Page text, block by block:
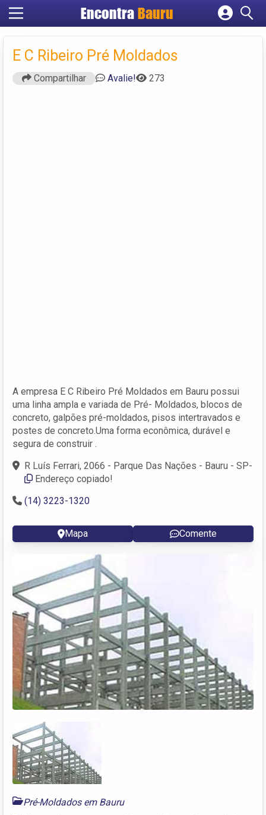
Encontra Bauru
Cadastrar empresa
Criar conta
E C Ribeiro Pré Moldados
Compartilhar Avalie! 273
A empresa E C Ribeiro Pré Moldados em Bauru possui
uma linha ampla e variada de Pré- Moldados, blocos de
concreto, galpões pré-moldados, pisos intertravados e
postes de concreto.Uma forma econômica, durável e
segura de construir .
R Luís Ferrari, 2066 - Parque Das Nações - Bauru - SP-
Endereço copiado!
(14) 3223-1320
Mapa Comente
Pré-Moldados em Bauru